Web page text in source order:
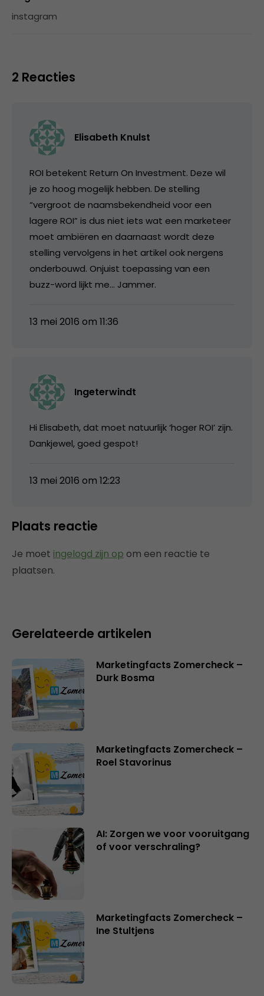
instagram
2 Reacties
Elisabeth Knulst
ROI betekent Return On Investment. Deze wil
je zo hoog mogelijk hebben. De stelling
“vergroot de naamsbekendheid voor een
lagere ROI” is dus niet iets wat een marketeer
moet ambiëren en daarnaast wordt deze
stelling vervolgens in het artikel ook nergens
onderbouwd. Onjuist toepassing van een
buzz-word lijkt me… Jammer.
13 mei 2016 om 11:36
Ingeterwindt
Hi Elisabeth, dat moet natuurlijk ‘hoger ROI’ zijn.
Dankjewel, goed gespot!
13 mei 2016 om 12:23
Plaats reactie
Je moet ingelogd zijn op om een reactie te
plaatsen.
Gerelateerde artikelen
Marketingfacts Zomercheck –
Durk Bosma
Marketingfacts Zomercheck –
Roel Stavorinus
AI: Zorgen we voor vooruitgang
of voor verschraling?
Marketingfacts Zomercheck –
Ine Stultjens